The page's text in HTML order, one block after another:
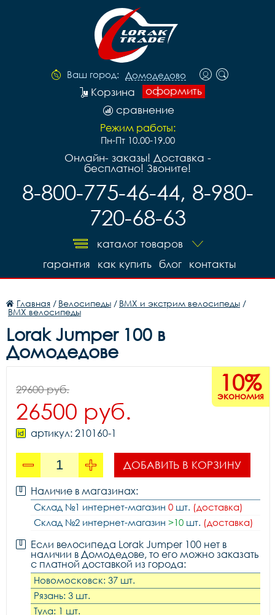
Ваш город: Домодедово
оформить
Корзина
сравнение
Режим работы:
Пн-Пт 10.00-19.00
Онлайн- заказы! Доставка -
бесплатно! Звоните!
8-800-775-46-44, 8-980-
720-68-63
каталог товаров
контакты
блог
как купить
гарантия
Главная / Велосипеды / BMX и экстрим велосипеды /
BMX велосипеды
Lorak Jumper 100 в
Домодедове
10%
экономия
29600 руб.
26500 руб.
артикул: 210160-1
ДОБАВИТЬ В КОРЗИНУ
Наличие в магазинах:
Склад №1 интернет-магазин 0 шт. (доставка)
Склад №2 интернет-магазин >10 шт. (доставка)
Если велосипеда Lorak Jumper 100 нет в
наличии в Домодедове, то его можно заказать
с платной доставкой из города:
Новомосковск: 37 шт.
Рязань: 3 шт.
Тула: 1 шт.